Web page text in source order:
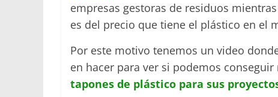
empresas gestoras de residuos
es del precio que tiene el plástico en el
Por este motivo tenemos un video
en hacer para ver si podemos
tapones de plástico para sus